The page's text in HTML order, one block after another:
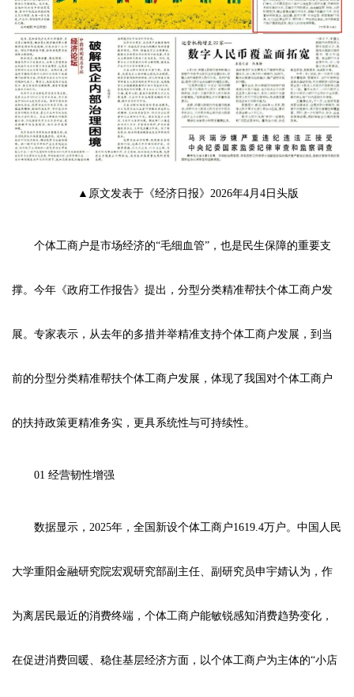
▲原文发表于《经济日报》2026年4月4日头版
个体工商户是市场经济的“毛细血管”，也是民生保障的重要支
撑。今年《政府工作报告》提出，分型分类精准帮扶个体工商户发
展。专家表示，从去年的多措并举精准支持个体工商户发展，到当
前的分型分类精准帮扶个体工商户发展，体现了我国对个体工商户
的扶持政策更精准务实，更具系统性与可持续性。
01 经营韧性增强
数据显示，2025年，全国新设个体工商户1619.4万户。中国人民
大学重阳金融研究院宏观研究部副主任、副研究员申宇婧认为，作
为离居民最近的消费终端，个体工商户能敏锐感知消费趋势变化，
在促进消费回暖、稳住基层经济方面，以个体工商户为主体的“小店